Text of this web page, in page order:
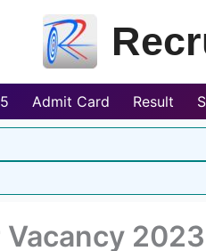
Admit Card Result
2023